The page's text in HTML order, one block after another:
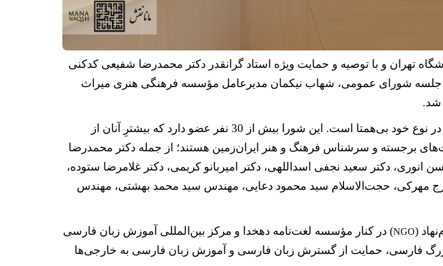
تهران و با توصیه و حمایت ویژه استاد گرانقدر دکتر محمدرضا شفیعی کدکنی
آغاز کرد در نخستین جلسه شورای عمومی، شهاب نیکمان مدیرعامل مؤسسه فرهنگی هنری میراث
شد.
شورای عمومی این بنیاد از نظر اعتبار علمی و اجتماعی اعضاء، در نوع خود بی‌همتا است. این شورا بیش از 30 نفر عضو دارد که بیشترِ آنان از
برجسته و سرشناس فرهنگ و هنر ایران‌زمین هستند؛
از جمله دکتر محمدرضا
دکتر سعید نجفی‌ اسداللهی، دکتر امیربانو کریمی، دکتر غلامرضا ستوده،
مهرکی، حجت‌الاسلام سید‌ محمود دعایی، مهندس سید محمد بهشتی، مهندس
(
NGO) در کنار مؤسسه لغت‌نامه دهخدا و مرکز بین‌المللی آموزش زبان فارسی
فارسی، حمایت از گسترش زبان‌ فارسی و آموزش زبان فارسی به خارجی‌ها